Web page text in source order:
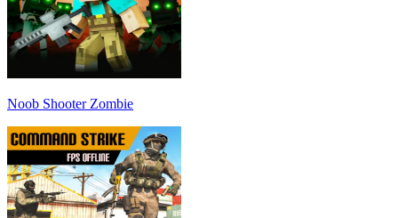
Noob Shooter Zombie